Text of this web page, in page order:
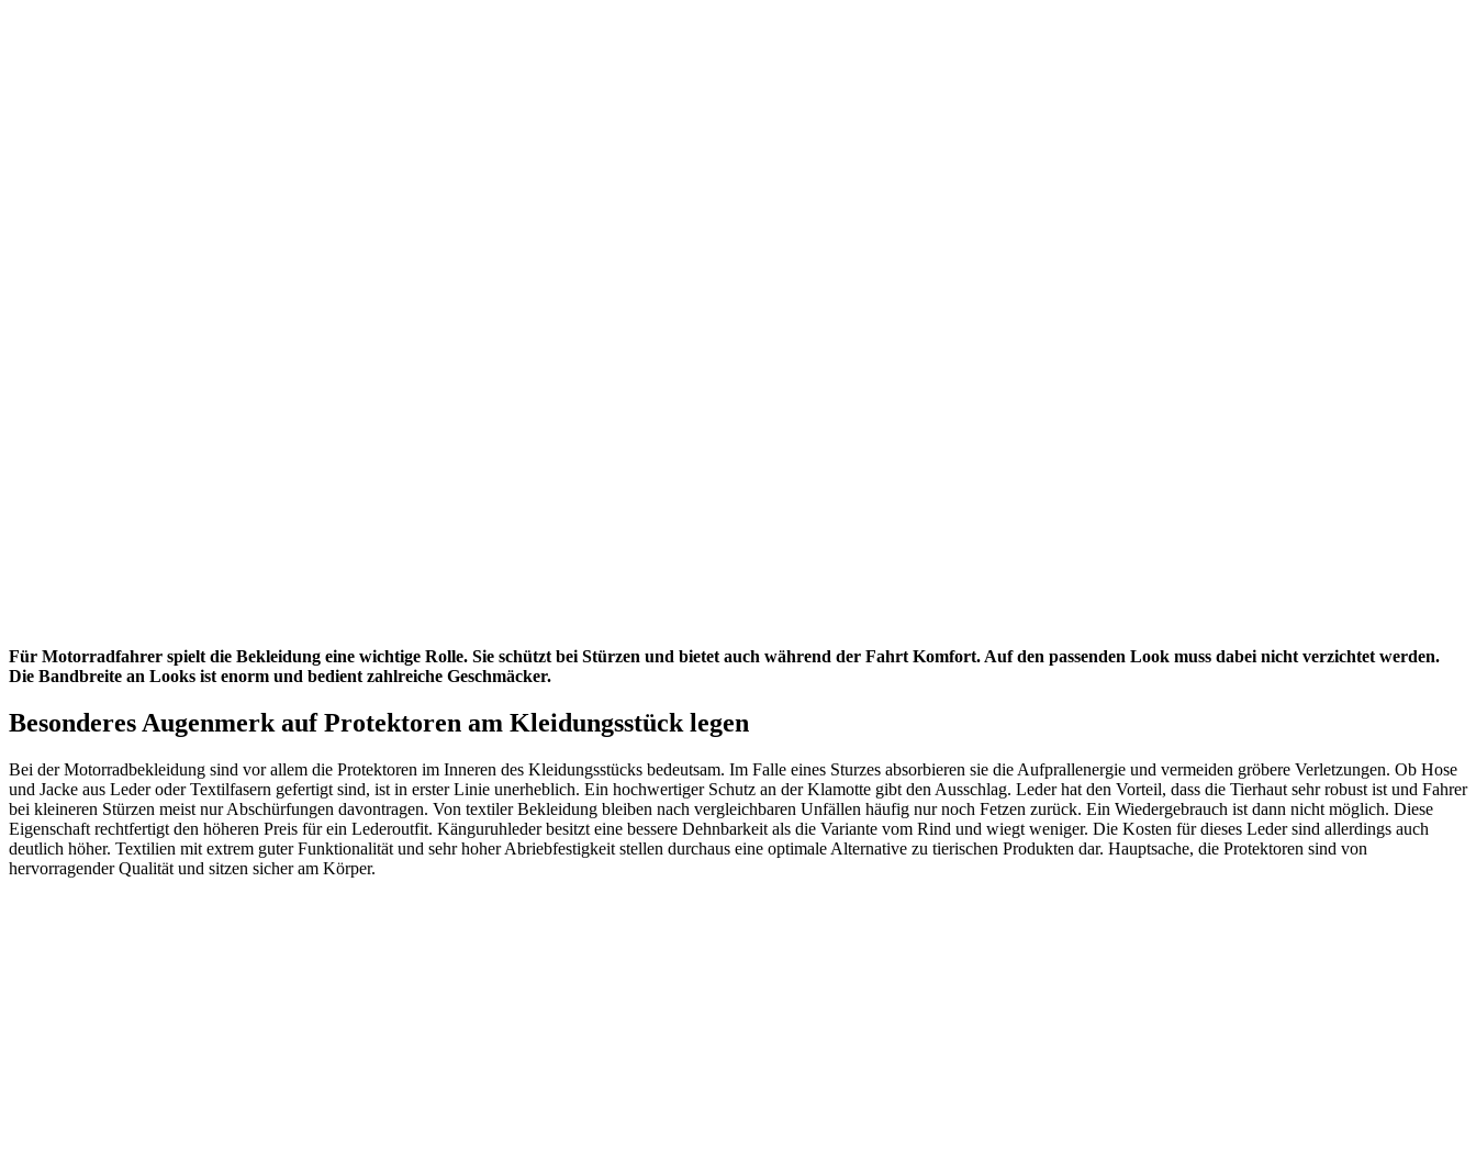
Für Motorradfahrer spielt die Bekleidung eine wichtige Rolle. Sie schützt bei Stürzen und bietet auch während der Fahrt Komfort. Auf den passenden Look muss dabei nicht verzichtet werden.
Die Bandbreite an Looks ist enorm und bedient zahlreiche Geschmäcker.
Besonderes Augenmerk auf Protektoren am Kleidungsstück legen
Bei der Motorradbekleidung sind vor allem die Protektoren im Inneren des Kleidungsstücks bedeutsam. Im Falle eines Sturzes absorbieren sie die Aufprallenergie und vermeiden gröbere Verletzungen. Ob Hose
und Jacke aus Leder oder Textilfasern gefertigt sind, ist in erster Linie unerheblich. Ein hochwertiger Schutz an der Klamotte gibt den Ausschlag. Leder hat den Vorteil, dass die Tierhaut sehr robust ist und Fahrer
bei kleineren Stürzen meist nur Abschürfungen davontragen. Von textiler Bekleidung bleiben nach vergleichbaren Unfällen häufig nur noch Fetzen zurück. Ein Wiedergebrauch ist dann nicht möglich. Diese
Eigenschaft rechtfertigt den höheren Preis für ein Lederoutfit. Känguruhleder besitzt eine bessere Dehnbarkeit als die Variante vom Rind und wiegt weniger. Die Kosten für dieses Leder sind allerdings auch
deutlich höher. Textilien mit extrem guter Funktionalität und sehr hoher Abriebfestigkeit stellen durchaus eine optimale Alternative zu tierischen Produkten dar. Hauptsache, die Protektoren sind von
hervorragender Qualität und sitzen sicher am Körper.